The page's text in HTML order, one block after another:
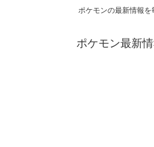
ポケモンの最新情報を
ポケモン最新